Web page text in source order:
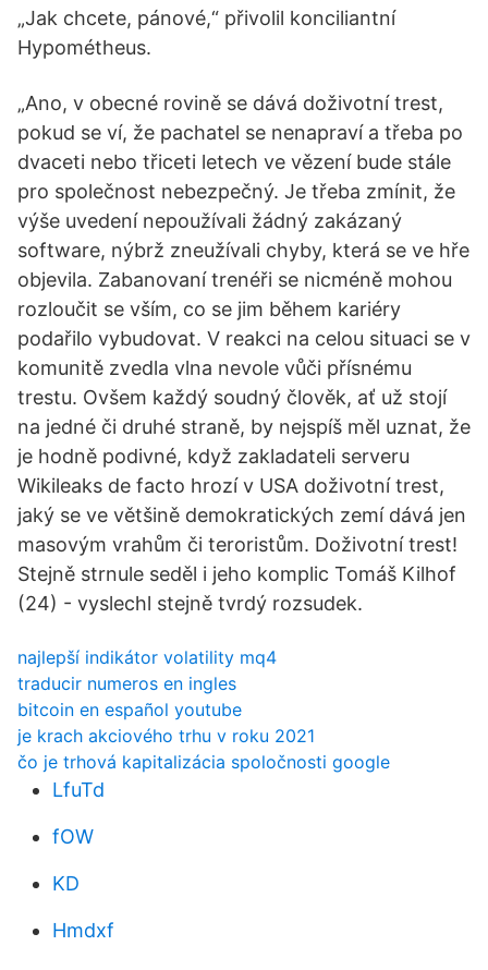
„Jak chcete, pánové,“ přivolil konciliantní
Hypométheus.
„Ano, v obecné rovině se dává doživotní trest,
pokud se ví, že pachatel se nenapraví a třeba po
dvaceti nebo třiceti letech ve vězení bude stále
pro společnost nebezpečný. Je třeba zmínit, že
výše uvedení nepoužívali žádný zakázaný
software, nýbrž zneužívali chyby, která se ve hře
objevila. Zabanovaní trenéři se nicméně mohou
rozloučit se vším, co se jim během kariéry
podařilo vybudovat. V reakci na celou situaci se v
komunitě zvedla vlna nevole vůči přísnému
trestu. Ovšem každý soudný člověk, ať už stojí
na jedné či druhé straně, by nejspíš měl uznat, že
je hodně podivné, když zakladateli serveru
Wikileaks de facto hrozí v USA doživotní trest,
jaký se ve většině demokratických zemí dává jen
masovým vrahům či teroristům. Doživotní trest!
Stejně strnule seděl i jeho komplic Tomáš Kilhof
(24) - vyslechl stejně tvrdý rozsudek.
najlepší indikátor volatility mq4
traducir numeros en ingles
bitcoin en español youtube
je krach akciového trhu v roku 2021
čo je trhová kapitalizácia spoločnosti google
LfuTd
fOW
KD
Hmdxf